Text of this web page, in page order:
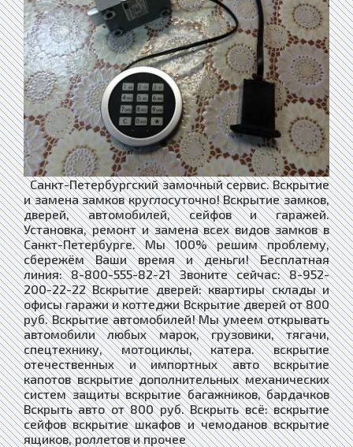
Санкт-Петербургский замочный сервис. Вскрытие
и замена замков круглосуточно! Вскрытие замков,
дверей, автомобилей, сейфов и гаражей.
Установка, ремонт и замена всех видов замков в
Санкт-Петербурге. Мы 100% решим проблему,
сбережём Ваши время и деньги! Бесплатная
линия: 8-800-555-82-21 Звоните сейчас: 8-952-
200-22-22 Вскрытие дверей: квартиры склады и
офисы гаражи и коттеджи Вскрытие дверей от 800
руб. Вскрытие автомобилей! Мы умеем открывать
автомобили любых марок, грузовики, тягачи,
спецтехнику, мотоциклы, катера. вскрытие
отечественных и импортных авто вскрытие
капотов вскрытие дополнительных механических
систем защиты вскрытие багажников, бардачков
Вскрыть авто от 800 руб. Вскрыть всё: вскрытие
сейфов вскрытие шкафов и чемоданов вскрытие
ящиков, роллетов и прочее